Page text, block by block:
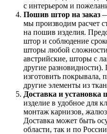
с интерьером и
Пошив штор на заказ
мы производим расчет
на пошив изделия.
штор и соблюдение
шторы любой
австрийские, шторы с
другие
изготовить покрывала,
другие элементы из
Доставка и установка
изделие в удобное для
монтаж карнизов,
Доставка может быть
области, так и по